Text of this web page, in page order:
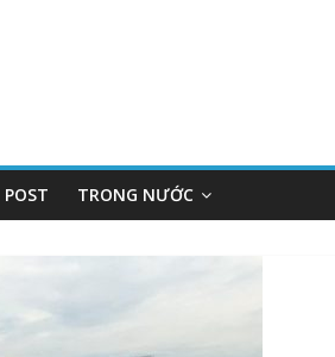
POST TRONG NƯỚC